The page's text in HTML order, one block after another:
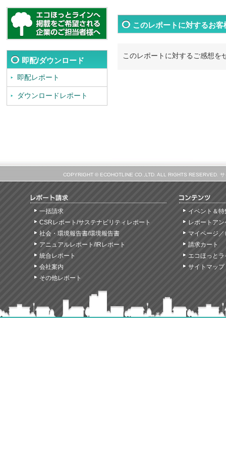
即配/ダウンロード
即配レポート
ダウンロードレポート
このレポートに対するお客
このレポートに対するご感想を
COPYRIGHT © ECOHOTLINE CO.,LTD. ALL RIGHTS RESERVED.
一括請求
CSRレポート/サステナビリティレポート
社会・環境報告書/環境報告書
アニュアルレポート/IRレポート
統合レポート
会社案内
その他レポート
イベント＆特
レポートア
マイページ
請求カート
エコほっと
サイトマップ